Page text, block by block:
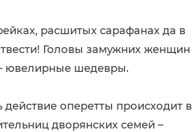
расшитых сарафанах да в
Головы замужних женщин
ювелирные шедевры.
оперетты происходит в
дворянских семей –